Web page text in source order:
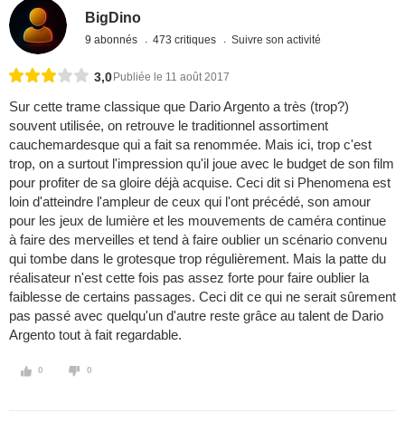
BigDino
9 abonnés 473 critiques Suivre son activité
3,0 Publiée le 11 août 2017
Sur cette trame classique que Dario Argento a très (trop?)
souvent utilisée, on retrouve le traditionnel assortiment
cauchemardesque qui a fait sa renommée. Mais ici, trop c'est
trop, on a surtout l'impression qu'il joue avec le budget de son film
pour profiter de sa gloire déjà acquise. Ceci dit si Phenomena est
loin d'atteindre l'ampleur de ceux qui l'ont précédé, son amour
pour les jeux de lumière et les mouvements de caméra continue
à faire des merveilles et tend à faire oublier un scénario convenu
qui tombe dans le grotesque trop régulièrement. Mais la patte du
réalisateur n'est cette fois pas assez forte pour faire oublier la
faiblesse de certains passages. Ceci dit ce qui ne serait sûrement
pas passé avec quelqu'un d'autre reste grâce au talent de Dario
Argento tout à fait regardable.
0 0